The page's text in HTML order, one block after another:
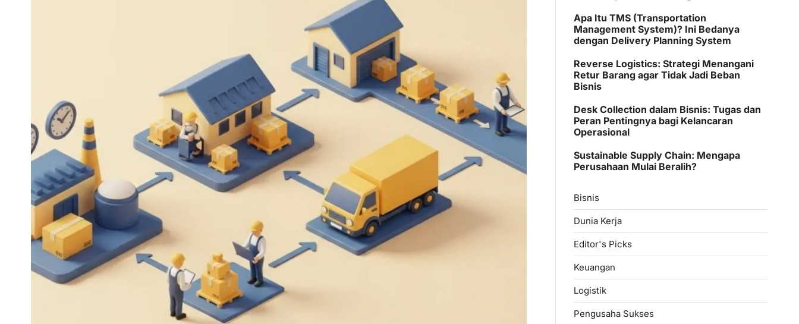
Apa Itu TMS (Transportation
Management System)? Ini Bedanya
dengan Delivery Planning System
Reverse Logistics: Strategi Menangani
Retur Barang agar Tidak Jadi Beban
Bisnis
Desk Collection dalam Bisnis: Tugas dan
Peran Pentingnya bagi Kelancaran
Operasional
Sustainable Supply Chain: Mengapa
Perusahaan Mulai Beralih?
Bisnis
Dunia Kerja
Editor's Picks
Keuangan
Logistik
Pengusaha Sukses